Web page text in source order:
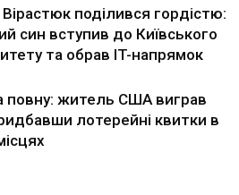
поділився гордістю:
син вступив до Київського
та обрав IT-напрямок
повну: житель США виграв
лотерейні квитки в